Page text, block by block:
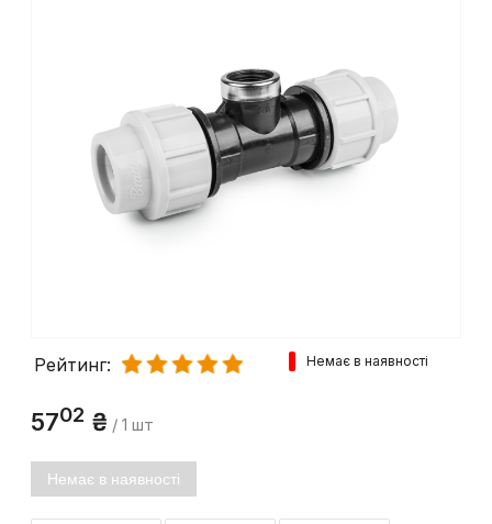
Рейтинг: Немає в наявності
5702 ₴ / 1 шт
Немає в наявності